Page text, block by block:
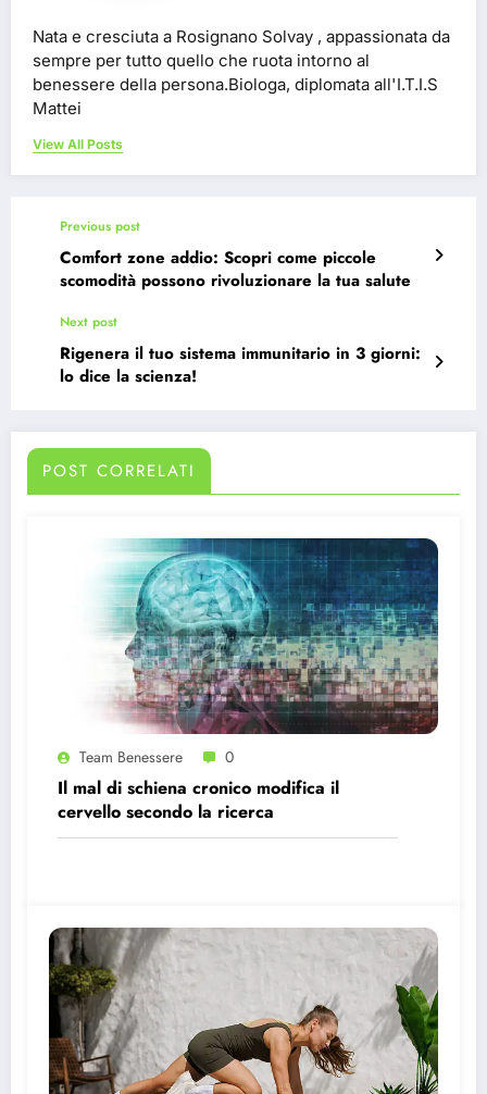
Nata e cresciuta a Rosignano Solvay , appassionata da
sempre per tutto quello che ruota intorno al
benessere della persona.Biologa, diplomata all'I.T.I.S
Mattei
View All Posts
Previous post
Comfort zone addio: Scopri come piccole
scomodità possono rivoluzionare la tua salute
Next post
Rigenera il tuo sistema immunitario in 3 giorni:
lo dice la scienza!
POST CORRELATI
Team Benessere 0
Il mal di schiena cronico modifica il
cervello secondo la ricerca